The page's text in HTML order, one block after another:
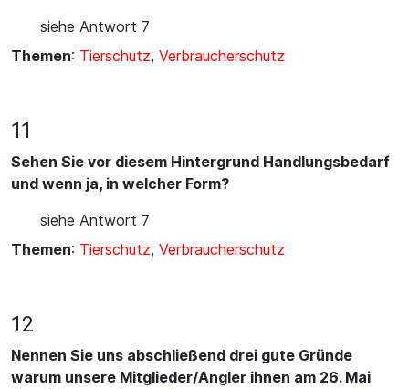
siehe Antwort 7
Themen: Tierschutz, Verbraucherschutz
11
Sehen Sie vor diesem Hintergrund Handlungsbedarf
und wenn ja, in welcher Form?
siehe Antwort 7
Themen: Tierschutz, Verbraucherschutz
12
Nennen Sie uns abschließend drei gute Gründe
warum unsere Mitglieder/Angler ihnen am 26. Mai